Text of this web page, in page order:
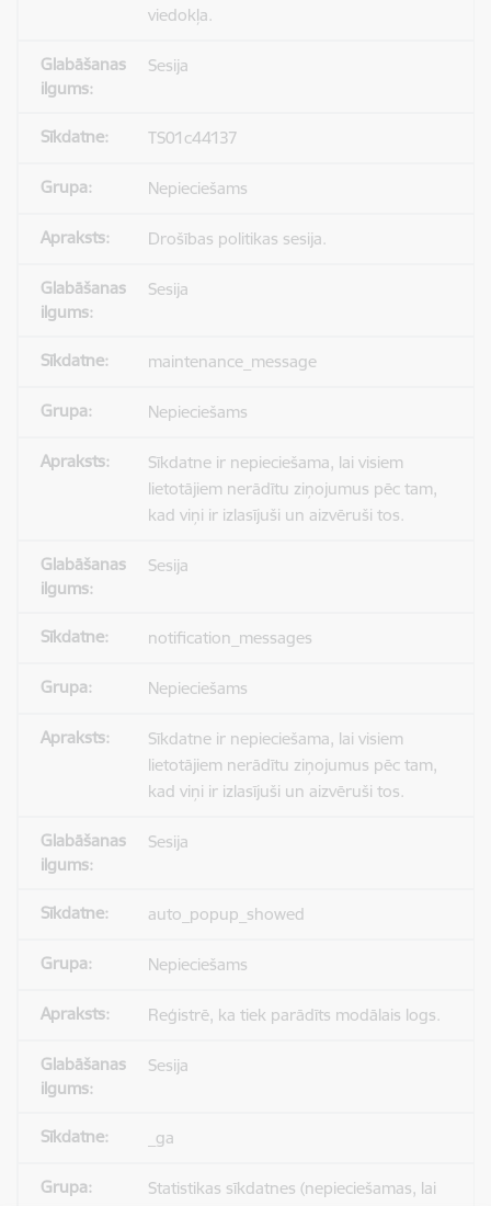
viedokļa.
Sesija
TS01c44137
Nepieciešams
Drošības politikas sesija.
Sesija
maintenance_message
Nepieciešams
Sīkdatne ir nepieciešama, lai visiem
lietotājiem nerādītu ziņojumus pēc tam,
kad viņi ir izlasījuši un aizvēruši tos.
Sesija
notification_messages
Nepieciešams
Sīkdatne ir nepieciešama, lai visiem
lietotājiem nerādītu ziņojumus pēc tam,
kad viņi ir izlasījuši un aizvēruši tos.
Sesija
auto_popup_showed
Nepieciešams
Reģistrē, ka tiek parādīts modālais logs.
Sesija
_ga
Statistikas sīkdatnes (nepieciešamas, lai